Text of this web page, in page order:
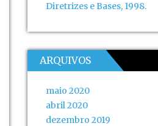
Diretrizes e Bases, 1998.
ARQUIVOS
maio 2020
abril 2020
dezembro 2019